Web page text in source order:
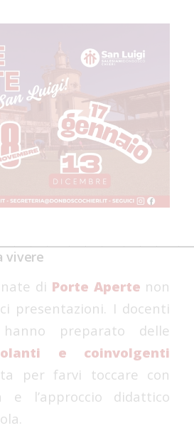
vivere
di Porte Aperte non
presentazioni. I docenti
preparato delle
e coinvolgenti
per farvi toccare con
e l’approccio didattico